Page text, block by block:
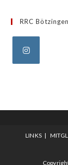
a
new
tab
RRC
LINKS